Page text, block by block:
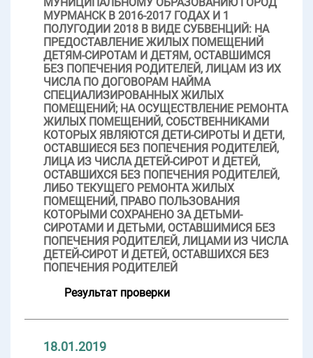
МУРМАНСК В 2016-2017 ГОДАХ И 1
ПОЛУГОДИИ 2018 В ВИДЕ СУБВЕНЦИЙ: НА
ПРЕДОСТАВЛЕНИЕ ЖИЛЫХ ПОМЕЩЕНИЙ
ДЕТЯМ-СИРОТАМ И ДЕТЯМ, ОСТАВШИМСЯ
БЕЗ ПОПЕЧЕНИЯ РОДИТЕЛЕЙ, ЛИЦАМ ИЗ ИХ
ЧИСЛА ПО ДОГОВОРАМ НАЙМА
СПЕЦИАЛИЗИРОВАННЫХ ЖИЛЫХ
ПОМЕЩЕНИЙ; НА ОСУЩЕСТВЛЕНИЕ РЕМОНТА
ЖИЛЫХ ПОМЕЩЕНИЙ, СОБСТВЕННИКАМИ
КОТОРЫХ ЯВЛЯЮТСЯ ДЕТИ-СИРОТЫ И ДЕТИ,
ОСТАВШИЕСЯ БЕЗ ПОПЕЧЕНИЯ РОДИТЕЛЕЙ,
ЛИЦА ИЗ ЧИСЛА ДЕТЕЙ-СИРОТ И ДЕТЕЙ,
ОСТАВШИХСЯ БЕЗ ПОПЕЧЕНИЯ РОДИТЕЛЕЙ,
ЛИБО ТЕКУЩЕГО РЕМОНТА ЖИЛЫХ
ПОМЕЩЕНИЙ, ПРАВО ПОЛЬЗОВАНИЯ
КОТОРЫМИ СОХРАНЕНО ЗА ДЕТЬМИ-
СИРОТАМИ И ДЕТЬМИ, ОСТАВШИМИСЯ БЕЗ
ПОПЕЧЕНИЯ РОДИТЕЛЕЙ, ЛИЦАМИ ИЗ ЧИСЛА
ДЕТЕЙ-СИРОТ И ДЕТЕЙ, ОСТАВШИХСЯ БЕЗ
ПОПЕЧЕНИЯ РОДИТЕЛЕЙ
Результат проверки
18.01.2019